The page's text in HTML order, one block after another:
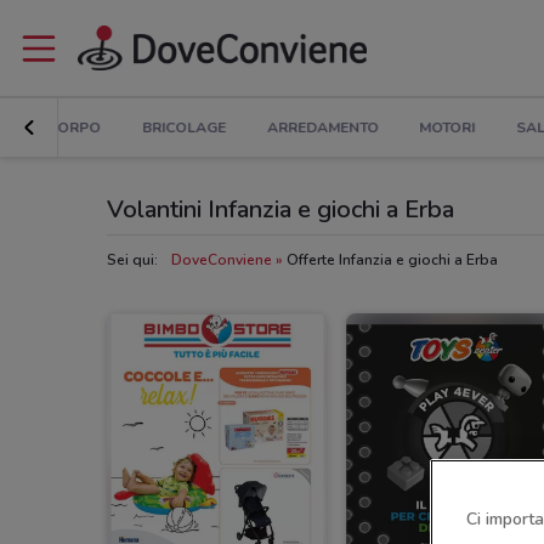
E CORPO BRICOLAGE ARREDAMENTO MOTORI
Volantini Infanzia e giochi a Erba
Sei qui: DoveConviene Offerte Infanzia e giochi a Erba
Ci